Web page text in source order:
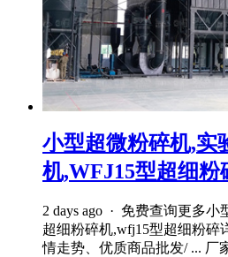
小型超微粉碎机,实
机,WFJ15型超细粉
2 days ago · 免费查询更多小
超细粉碎机,wfj15型超细粉碎
情走势、优质商品批发/ ... 厂